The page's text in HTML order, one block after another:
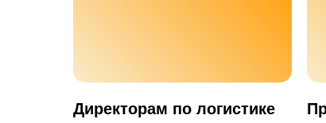
Директорам по логистике